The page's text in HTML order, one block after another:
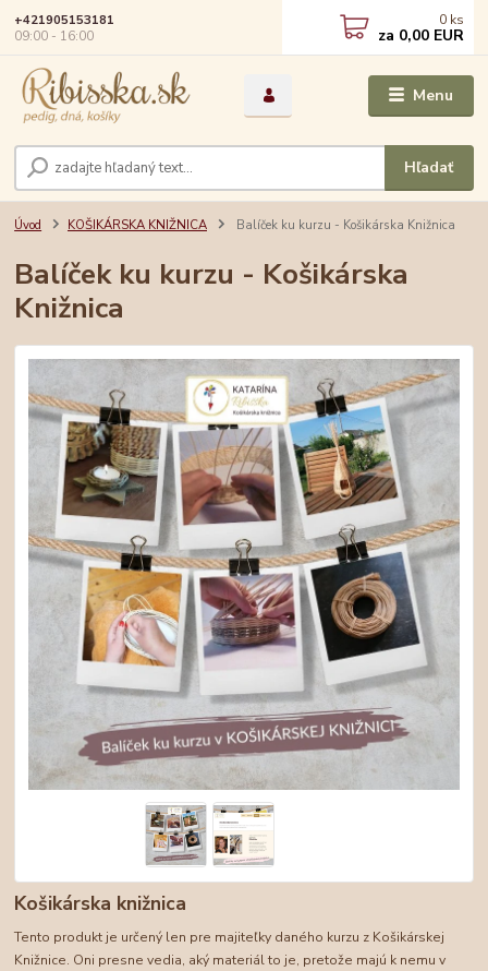
Menu
Hľadať
+421905153181
09:00 - 16:00
0 ks
za 0,00 EUR
Úvod KOŠIKÁRSKA KNIŽNICA Balíček ku kurzu - Košikárska Knižnica
Balíček ku kurzu - Košikárska
Knižnica
Košikárska knižnica
Tento produkt je určený len pre majiteľky daného kurzu z Košikárskej
Knižnice. Oni presne vedia, aký materiál to je, pretože majú k nemu v